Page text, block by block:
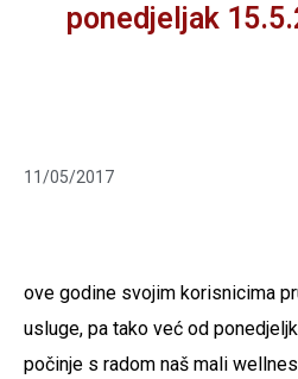
ponedjeljak
11/05/2017
ove godine svojim korisnicima
usluge, pa tako već od
počinje s radom naš mali